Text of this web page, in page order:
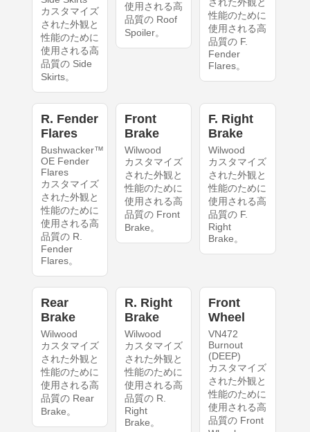
カスタマイズ
された外観と
性能のために
使用される高
品質の Side
Skirts。
使用される高
品質の Roof
Spoiler。
性能のために
使用される高
品質の F.
Fender
Flares。
R. Fender
Flares
Bushwacker™
OE Fender
Flares
カスタマイズ
された外観と
性能のために
使用される高
品質の R.
Fender
Flares。
Front
Brake
Wilwood
カスタマイズ
された外観と
性能のために
使用される高
品質の Front
Brake。
F. Right
Brake
Wilwood
カスタマイズ
された外観と
性能のために
使用される高
品質の F.
Right
Brake。
Rear
Brake
Wilwood
カスタマイズ
された外観と
性能のために
使用される高
品質の Rear
Brake。
R. Right
Brake
Wilwood
カスタマイズ
された外観と
性能のために
使用される高
品質の R.
Right
Brake。
Front
Wheel
VN472
Burnout
(DEEP)
カスタマイズ
された外観と
性能のために
使用される高
品質の Front